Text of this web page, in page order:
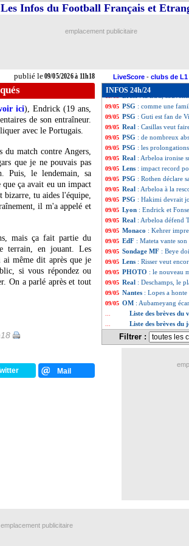
publié le09/05/2026 à 11h18
Les Infos du Football Français et
emplacement publicitaire
LiveScore - clubs de L1
ici), Endrick (19 ans,
de son entraîneur.
avec le Portugais.
match contre Angers,
que je ne pouvais pas
Puis, le lendemain, sa
ça avait eu un impact
bizarre, tu aides l'équipe,
il m'a appelé et
mais ça fait partie du
terrain, en jouant. Les
ai même dit après que je
si vous répondez ou
On a parlé après et tout
Mail
INFOS 24h/24
09/05 PSG: Luis Enrique a
09/05 All.: Leipzig en LdC,
09/05 Lille: Genesio reste
09/05 PSG: le plan avec
09/05 Ang.: Chelsea stoppe
: la LdC,
09/05 PSG : comme une
09/05 PSG : Guti est fan de
09/05 Real : Casillas veut
09/05 PSG : de nombreux
09/05 PSG : les
09/05 Real : Arbeloa ironise
09/05 Lens : impact record
09/05 PSG : Rothen déclare
09/05 Real : Arbeloa à la
09/05 PSG : Hakimi devrait
09/05 Lyon : Endrick et
09/05 Real : Arbeloa défend
09/05 Monaco : Kehrer
09/05 EdF : Mateta vante
09/05 Sondage MF : Beye
09/05 Lens : Risser veut
09/05 PHOTO : le nouveau
09/05 Real : Deschamps, le
09/05 Nantes : Lopes a honte
09/05 OM : Aubameyang
Liste des brèves du
Liste des brèves du
Filtrer :
emplacement publicitaire